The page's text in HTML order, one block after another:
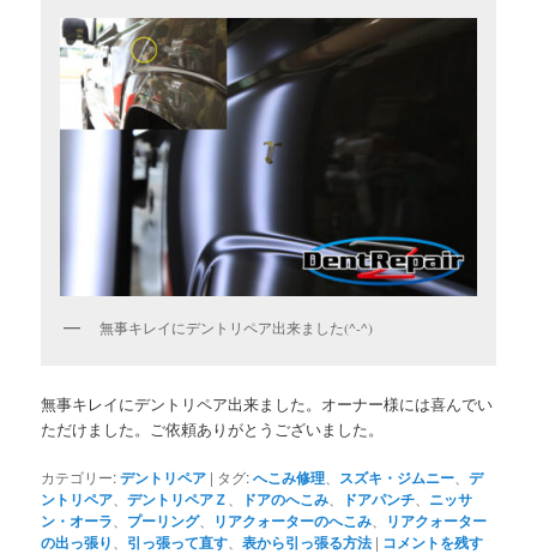
無事キレイにデントリペア出来ました(^-^)
無事キレイにデントリペア出来ました。オーナー様には喜んでい
ただけました。ご依頼ありがとうございました。
カテゴリー:デントリペア | タグ:へこみ修理 スズキ・ジムニー 、デ
ントリペア 、デントリペアＺ ドアのへこみ ドアパンチ
ニッサ
ン・オーラ
プーリング、 リアクォーターのへこみ
リアクォーター
の出っ張り
引っ張って直す 、表から引っ張る方法 | コメントを残す